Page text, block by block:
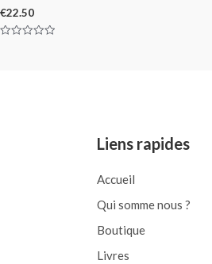
€22.50
Liens rapides
Accueil
Qui somme nous ?
Boutique
Livres